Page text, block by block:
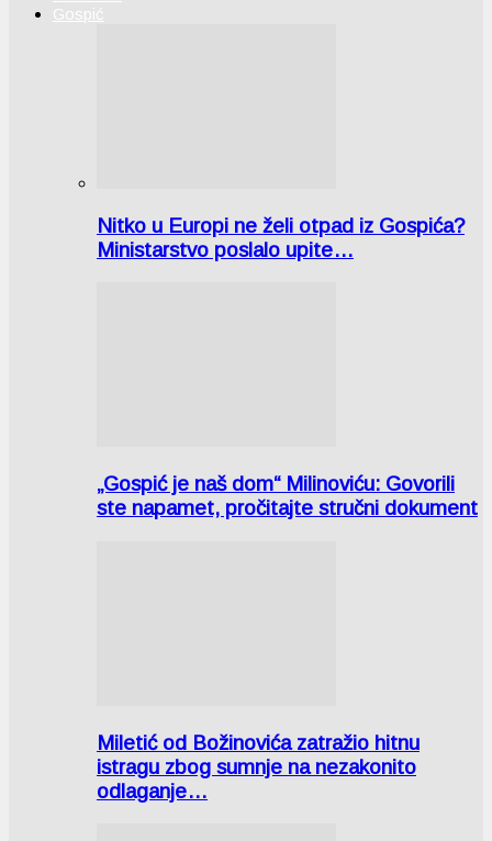
Gospić
Nitko u Europi ne želi otpad iz Gospića?
Ministarstvo poslalo upite…
„Gospić je naš dom“ Milinoviću: Govorili
ste napamet, pročitajte stručni dokument
Miletić od Božinovića zatražio hitnu
istragu zbog sumnje na nezakonito
odlaganje…